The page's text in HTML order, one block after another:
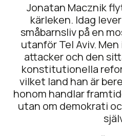
Jonatan Macznik
kärleken. Idag
småbarnsliv på en
utanför Tel Aviv.
attacker och den
konstitutionella
vilket land han är
honom handlar
utan om demokrati